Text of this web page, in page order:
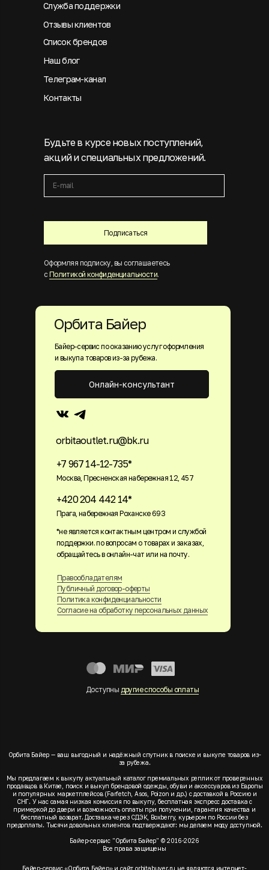
Подписаться
Будьте в курсе новых поступлений,
акций и специальных предложений.
Оформляя подписку, вы соглашаетесь
с Политикой конфиденциальности.
Служба поддержки
Отзывы клиентов
Список брендов
Наш блог
Телеграм-канал
Контакты
Байер-сервис по оказанию услуг оформления
и выкупа товаров из-за рубежа.
+7 967 14-12-735*
Москва, Пресненская набережная 12, 457
+420 204 442 14*
Прага, набережная Роханске 693
orbitaoutlet.ru@bk.ru
Правообладателям
Публичный договор-оферты
Политика конфиденциальности
Согласие на обработку персональных данных
Онлайн-консультант
Орбита Байер
Доступны другие способы оплаты
*не является контактным центром и службой
поддержки. по вопросам о товарах и заказах,
обращайтесь в онлайн-чат или на почту.
Орбита Байер — ваш выгодный и надёжный спутник в поиске и выкупе товаров из-
за рубежа.
Мы предлагаем к выкупу актуальный каталог премиальных реплик от проверенных
продавцов в Китае, поиск и выкуп брендовой одежды, обуви и аксессуаров из Европы
и популярных маркетплейсов (Farfetch, Asos, Poizon и др.) с доставкой в Россию и
СНГ. У нас самая низкая комиссия по выкупу, бесплатная экспресс доставка с
примеркой до двери и возможность оплаты при получении, гарантия качества и
бесплатный возврат. Доставка через СДЭК, Boxberry, курьером по России без
предоплаты. Тысячи довольных клиентов подтверждают: мы делаем моду доступной.
Байер-сервис "Орбита Байер" © 2016-2026
Все права защищены
Байер-сервис «Орбита Байер» и сайт orbitabuyer.ru не являются интернет-